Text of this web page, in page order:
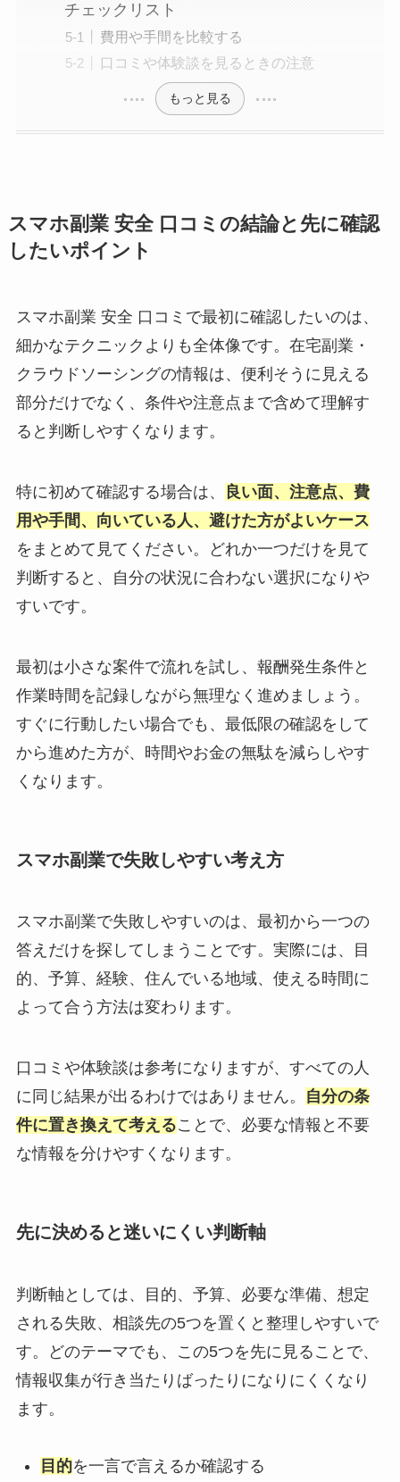
チェックリスト
費用や手間を比較する
口コミや体験談を見るときの注意
もっと見る
スマホ副業 安全 口コミの結論と先に確認
したいポイント
スマホ副業 安全 口コミで最初に確認したいのは、
細かなテクニックよりも全体像です。在宅副業・
クラウドソーシングの情報は、便利そうに見える
部分だけでなく、条件や注意点まで含めて理解す
ると判断しやすくなります。
特に初めて確認する場合は、
良い面、注意点、費
用や手間、向いている人、避けた方がよいケース
をまとめて見てください。どれか一つだけを見て
判断すると、自分の状況に合わない選択になりや
すいです。
最初は小さな案件で流れを試し、報酬発生条件と
作業時間を記録しながら無理なく進めましょう。
すぐに行動したい場合でも、最低限の確認をして
から進めた方が、時間やお金の無駄を減らしやす
くなります。
スマホ副業で失敗しやすい考え方
スマホ副業で失敗しやすいのは、最初から一つの
答えだけを探してしまうことです。実際には、目
的、予算、経験、住んでいる地域、使える時間に
よって合う方法は変わります。
口コミや体験談は参考になりますが、すべての人
に同じ結果が出るわけではありません。
自分の条
件に置き換えて考えることで、必要な情報と不要
な情報を分けやすくなります。
先に決めると迷いにくい判断軸
判断軸としては、目的、予算、必要な準備、想定
される失敗、相談先の5つを置くと整理しやすいで
す。どのテーマでも、この5つを先に見ることで、
情報収集が行き当たりばったりになりにくくなり
ます。
目的を一言で言えるか確認する